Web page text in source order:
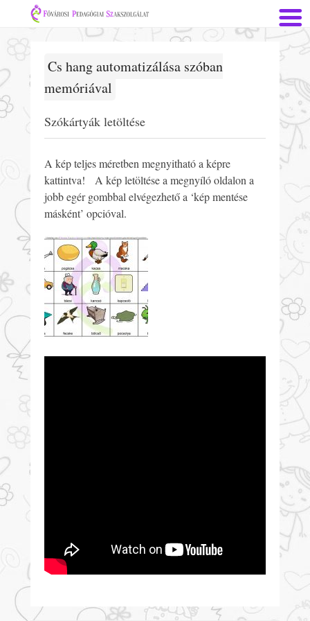
Cs hang automatizálása szóban
memóriával
Szókártyák letöltése
A kép teljes méretben megnyitható a képre
kattintva! A kép letöltése a megnyíló oldalon a
jobb egér gombbal elvégezhető a ‘kép mentése
másként’ opcióval.